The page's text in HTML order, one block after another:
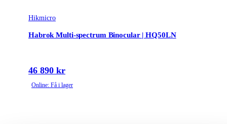
Hikmicro
Habrok Multi-spectrum Binocular | HQ50LN
46 890 kr
Online: Få i lager